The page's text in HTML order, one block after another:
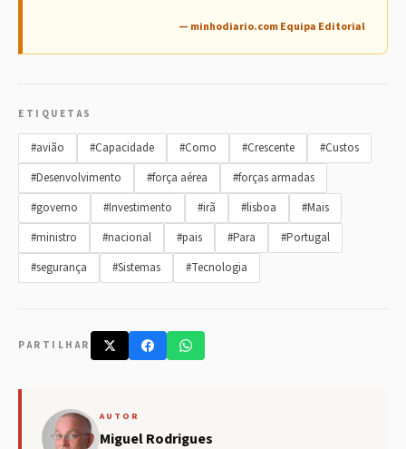
— minhodiario.com Equipa Editorial
ETIQUETAS
#avião #Capacidade #Como #Crescente
#Custos
#Desenvolvimento
#força aérea
#forças armadas
#governo
#Investimento #irã #lisboa
#Mais
#ministro
#nacional #pais #Para
#Portugal
#segurança
#Sistemas #Tecnologia
PARTILHAR
AUTOR
Miguel Rodrigues